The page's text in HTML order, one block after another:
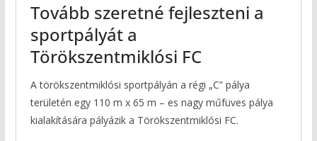
Tovább szeretné fejleszteni a
sportpályát a
Törökszentmiklósi FC
A törökszentmiklósi sportpályán a régi „C” pálya
területén egy 110 m x 65 m – es nagy műfüves pálya
kialakítására pályázik a Törökszentmiklósi FC.